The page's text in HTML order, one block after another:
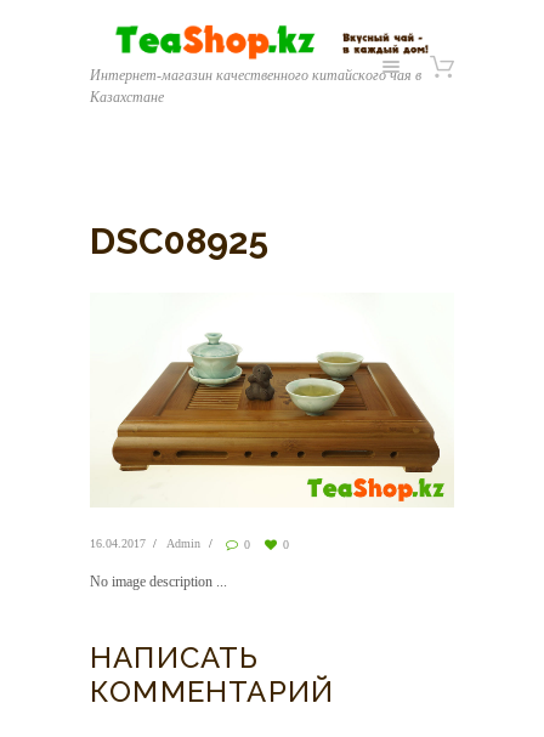
Интернет-магазин качественного китайского чая в
Казахстане
DSC08925
16.04.2017 Admin 0 0
No image description ...
НАПИСАТЬ
КОММЕНТАРИЙ